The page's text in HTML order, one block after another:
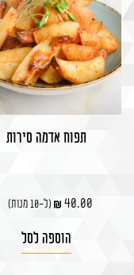
תפוח אדמה סירות
40.00 (ל-10 מנות)
הוספה לסל